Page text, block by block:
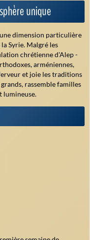
unique
dimension particulière
Syrie. Malgré les
chrétienne d'Alep -
arméniennes,
et joie les traditions
rassemble familles
lumineuse.